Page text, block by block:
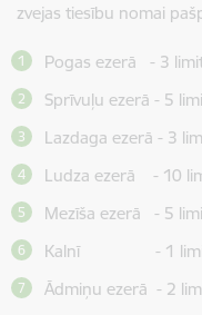
zvejas tiesību nomai
Pogas ezerā - 3
Sprīvuļu ezerā - 5
Lazdaga ezerā - 3
Ludza ezerā - 10
Mezīša ezerā - 5
Kalnī - 1 limits
Ādmiņu ezerā - 2